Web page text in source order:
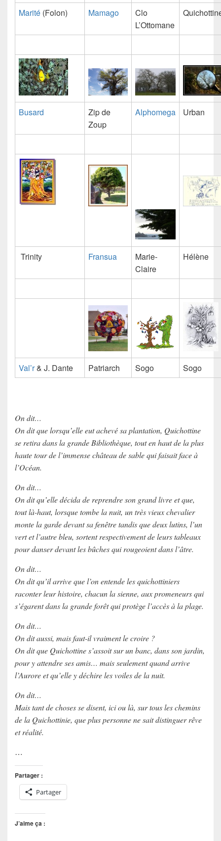
Marité (Folon) Mamago
Clo
L’Ottomane
Busard
Zip de
Zoup
Alphomega Urban
Trinity Fransua
Marie-
Claire
Hélène
Val’r& J. Dante Patriarch Sogo Sogo
On dit…
On dit que lorsqu’elle eut achevé sa plantation, Quichottine
se retira dans la grande Bibliothèque, tout en haut de la plus
haute tour de l’immense château de sable qui faisait face à
l’Océan.
On dit…
On dit qu’elle décida de reprendre son grand livre et que,
tout là-haut, lorsque tombe la nuit, un très vieux chevalier
monte la garde devant sa fenêtre tandis que deux lutins, l’un
vert et l’autre bleu, sortent respectivement de leurs tableaux
pour danser devant les bûches qui rougeoient dans l’âtre.
On dit…
On dit qu’il arrive que l’on entende les quichottiniers
raconter leur histoire, chacun la sienne, aux promeneurs qui
s’égarent dans la grande forêt qui protège l’accès à la plage.
On dit…
On dit aussi, mais faut-il vraiment le croire ?
On dit que Quichottine s’assoit sur un banc, dans son jardin,
pour y attendre ses amis… mais seulement quand arrive
l’Aurore et qu’elle y déchire les voiles de la nuit.
On dit…
Mais tant de choses se disent, ici ou là, sur tous les chemins
de la Quichottinie, que plus personne ne sait distinguer rêve
et réalité.
…
Partager :
Partager
J’aime ça :